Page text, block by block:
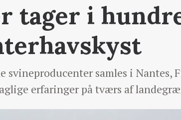
tager i
samles i Nantes,
erfaringer på tværs af